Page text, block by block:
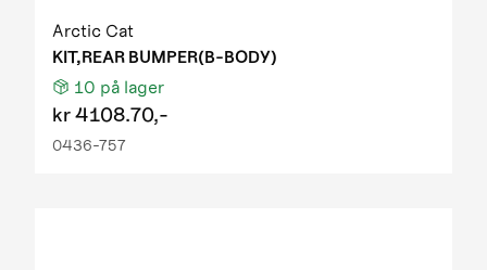
Arctic Cat
KIT,REAR BUMPER(B-BODY)
10 på lager
kr4108.70,-
0436-757